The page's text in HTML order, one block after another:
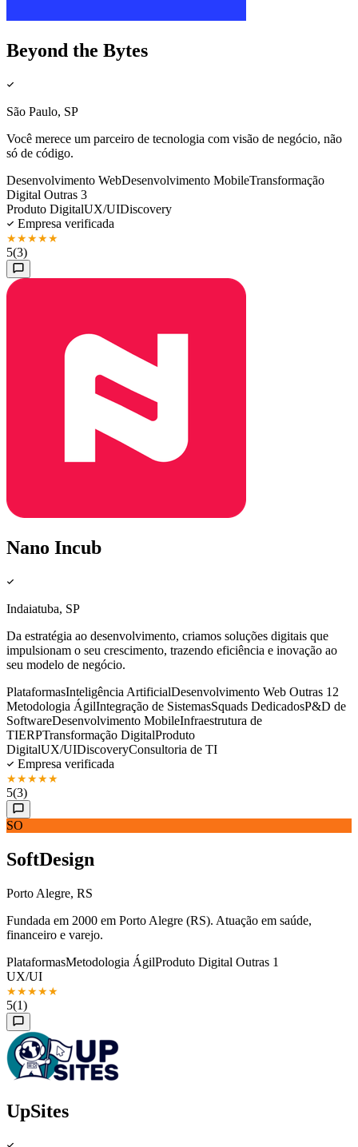
Beyond the Bytes
São Paulo, SP
Você merece um parceiro de tecnologia com visão de negócio, não
só de código.
Desenvolvimento WebDesenvolvimento MobileTransformação
Digital Outras 3
Produto DigitalUX/UIDiscovery
Empresa verificada
★★★★★
5(3)
Nano Incub
Indaiatuba, SP
Da estratégia ao desenvolvimento, criamos soluções digitais que
impulsionam o seu crescimento, trazendo eficiência e inovação ao
seu modelo de negócio.
PlataformasInteligência ArtificialDesenvolvimento Web Outras 12
Metodologia ÁgilIntegração de SistemasSquads DedicadosP&D de
SoftwareDesenvolvimento MobileInfraestrutura de
TIERPTransformação DigitalProduto
DigitalUX/UIDiscoveryConsultoria de TI
Empresa verificada
★★★★★
5(3)
SO
SoftDesign
Porto Alegre, RS
Fundada em 2000 em Porto Alegre (RS). Atuação em saúde,
financeiro e varejo.
PlataformasMetodologia ÁgilProduto Digital Outras 1
UX/UI
★★★★★
5(1)
UpSites